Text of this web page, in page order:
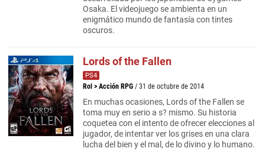
Osaka. El videojuego se ambienta en un
enigmático mundo de fantasía con tintes
oscuros.
Lords of the Fallen
PS4
Rol > Acción RPG / 31 de octubre de 2014
En muchas ocasiones, Lords of the Fallen se
toma muy en serio a s? mismo. Su historia
coquetea con el intento de ofrecer elecciones al
jugador, de intentar ver los grises en una clara
lucha del bien y el mal, de lo divino y lo humano.